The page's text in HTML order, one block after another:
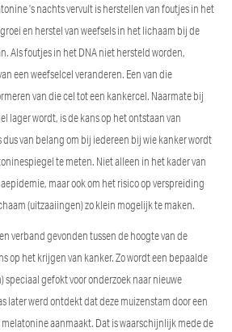
’s nachts vervult is herstellen van foutjes in het
en herstel van weefsels in het lichaam bij de
Als foutjes in het DNA niet hersteld worden,
een weefselcel veranderen. Een van die
van die cel tot een kankercel. Naarmate bij
lager wordt, is de kans op het ontstaan van
van belang om bij iedereen bij wie kanker wordt
te meten. Niet alleen in het kader van
maar ook om het risico op verspreiding
(uitzaaiingen) zo klein mogelijk te maken.
verband gevonden tussen de hoogte van de
op het krijgen van kanker. Zo wordt een bepaalde
speciaal gefokt voor onderzoek naar nieuwe
later werd ontdekt dat deze muizenstam door een
aanmaakt. Dat is waarschijnlijk mede de